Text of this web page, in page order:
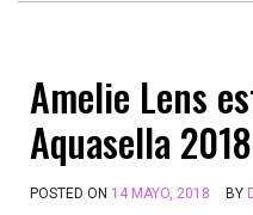
Amelie Lens
Aquasella 2018
POSTED ON 14 MAYO, 2018 BY